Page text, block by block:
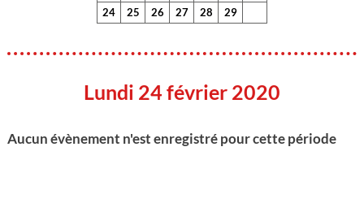
24
25 26 27 28 29
Lundi 24 février 2020
Aucun évènement n'est enregistré pour cette période